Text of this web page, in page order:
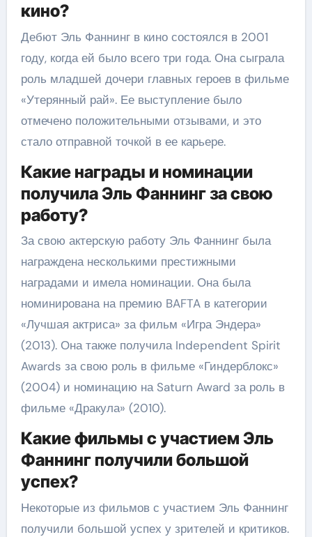
кино?
Дебют Эль Фаннинг в кино состоялся в 2001
году, когда ей было всего три года. Она сыграла
роль младшей дочери главных героев в фильме
«Утерянный рай». Ее выступление было
отмечено положительными отзывами, и это
стало отправной точкой в ее карьере.
Какие награды и номинации
получила Эль Фаннинг за свою
работу?
За свою актерскую работу Эль Фаннинг была
награждена несколькими престижными
наградами и имела номинации. Она была
номинирована на премию BAFTA в категории
«Лучшая актриса» за фильм «Игра Эндера»
(2013). Она также получила Independent Spirit
Awards за свою роль в фильме «Гиндерблокс»
(2004) и номинацию на Saturn Award за роль в
фильме «Дракула» (2010).
Какие фильмы с участием Эль
Фаннинг получили большой
успех?
Некоторые из фильмов с участием Эль Фаннинг
получили большой успех у зрителей и критиков.